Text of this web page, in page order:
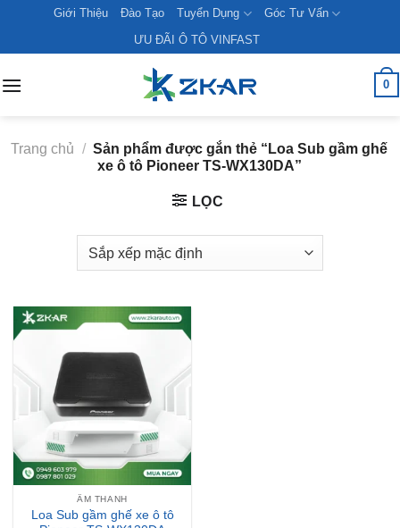
content
Giới Thiệu Đào Tạo Tuyển Dụng
Góc Tư Vấn
ƯU ĐÃI Ô TÔ VINFAST
0
Trang chủ / Sản phẩm được gắn thẻ “Loa Sub gầm ghế
xe ô tô Pioneer TS-WX130DA”
LỌC
ÂM THANH
Loa Sub gầm ghế xe ô tô